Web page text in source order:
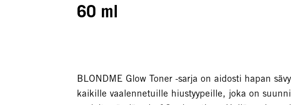
60 ml
BLONDME Glow Toner -sarja on aidosti hapan
kaikille vaalennetuille hiustyypeille, joka on